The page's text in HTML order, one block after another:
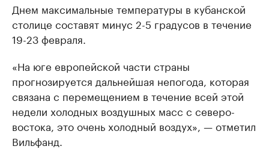
Днем максимальные температуры в кубанской
столице составят минус 2-5 градусов в течение
19-23 февраля.
«На юге европейской части страны
прогнозируется дальнейшая непогода, которая
связана с перемещением в течение всей этой
недели холодных воздушных масс с северо-
востока, это очень холодный воздух», — отметил
Вильфанд.